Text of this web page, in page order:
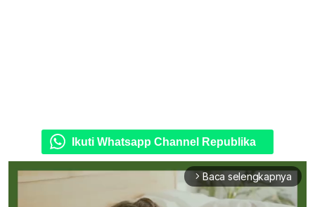
Ikuti Whatsapp Channel Republika
arrow_forward_ios Baca selengkapnya